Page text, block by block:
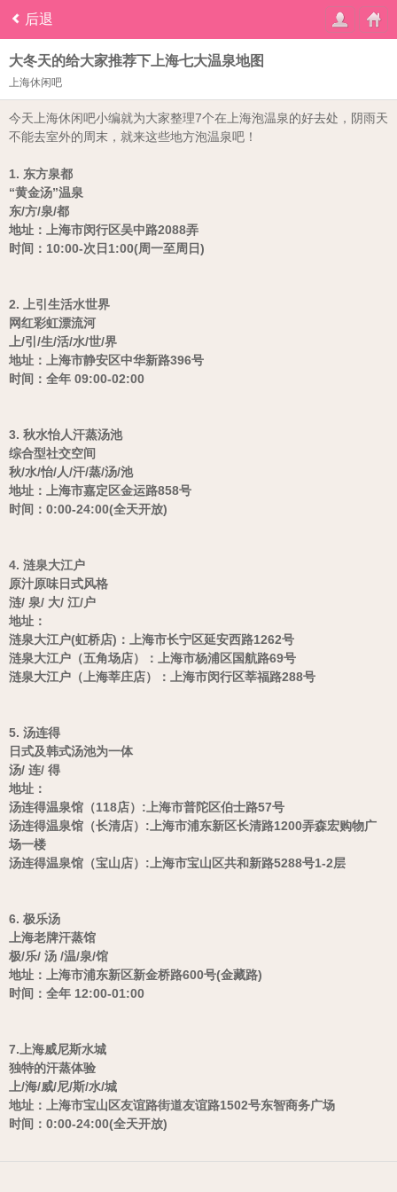
后退
大冬天的给大家推荐下上海七大温泉地图
上海休闲吧
今天上海休闲吧小编就为大家整理7个在上海泡温泉的好去处，阴雨天
不能去室外的周末，就来这些地方泡温泉吧！
1. 东方泉都
“黄金汤”温泉
东/方/泉/都
地址：上海市闵行区吴中路2088弄
时间：10:00-次日1:00(周一至周日)
2. 上引生活水世界
网红彩虹漂流河
上/引/生/活/水/世/界
地址：上海市静安区中华新路396号
时间：全年 09:00-02:00
3. 秋水怡人汗蒸汤池
综合型社交空间
秋/水/怡/人/汗/蒸/汤/池
地址：上海市嘉定区金运路858号
时间：0:00-24:00(全天开放)
4. 涟泉大江户
原汁原味日式风格
涟/ 泉/ 大/ 江/户
地址：
涟泉大江户(虹桥店)：上海市长宁区延安西路1262号
涟泉大江户（五角场店）：上海市杨浦区国航路69号
涟泉大江户（上海莘庄店）：上海市闵行区莘福路288号
5. 汤连得
日式及韩式汤池为一体
汤/ 连/ 得
地址：
汤连得温泉馆（118店）:上海市普陀区伯士路57号
汤连得温泉馆（长清店）:上海市浦东新区长清路1200弄森宏购物广
场一楼
汤连得温泉馆（宝山店）:上海市宝山区共和新路5288号1-2层
6. 极乐汤
上海老牌汗蒸馆
极/乐/ 汤 /温/泉/馆
地址：上海市浦东新区新金桥路600号(金藏路)
时间：全年 12:00-01:00
7.上海威尼斯水城
独特的汗蒸体验
上/海/威/尼/斯/水/城
地址：上海市宝山区友谊路街道友谊路1502号东智商务广场
时间：0:00-24:00(全天开放)